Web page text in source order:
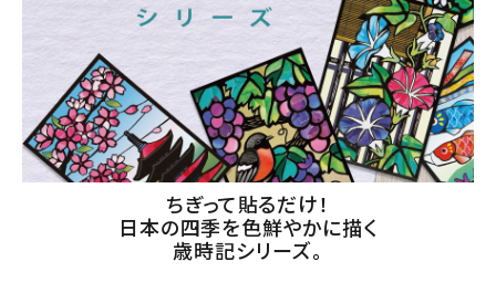
ちぎって貼るだけ！
日本の四季を色鮮やかに描く
歳時記シリーズ。